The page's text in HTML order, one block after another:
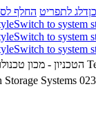
דלג לתפריט החלף
Switch to system
Switch to system
Switch to system
Systems